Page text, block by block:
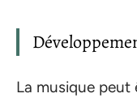
La musique peut